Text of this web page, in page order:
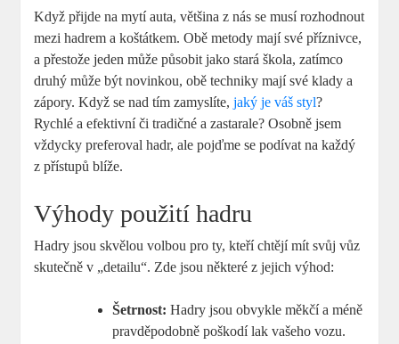
Když přijde na mytí auta, většina z nás se musí rozhodnout
mezi hadrem a koštátkem. Obě metody mají své příznivce,
a přestože jeden může působit jako stará škola, zatímco
druhý může být novinkou, obě techniky mají své klady a
zápory. Když se nad tím zamyslíte,jaký je váš styl?
Rychlé a efektivní či tradičné a zastarale? Osobně jsem
vždycky preferoval hadr, ale pojďme se podívat na každý
z přístupů blíže.
Výhody použití hadru
Hadry jsou skvělou volbou pro ty, kteří chtějí mít svůj vůz
skutečně v „detailu“. Zde jsou některé z jejich výhod:
Šetrnost: Hadry jsou obvykle měkčí a méně
pravděpodobně poškodí lak vašeho vozu.